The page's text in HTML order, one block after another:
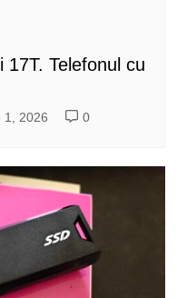
17T. Telefonul cu
1, 2026 0